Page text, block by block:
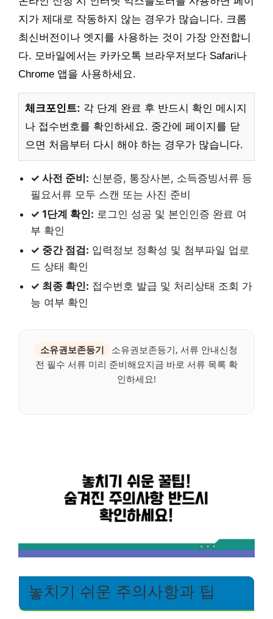
지가 제대로 작동하지 않는 경우가 많습니다. 크롬
최신버전이나 엣지를 사용하는 것이 가장 안전합니
다. 모바일에서는 카카오톡 브라우저보다 Safari나
Chrome 앱을 사용하세요.
체크포인트: 각 단계 완료 후 반드시 확인 메시지
나 접수번호를 확인하세요. 중간에 페이지를 닫
으면 처음부터 다시 해야 하는 경우가 많습니다.
✓ 사전 준비: 신분증, 통장사본, 소득증빙서류 등
필요서류 모두 스캔 또는 사진 준비
✓ 1단계 확인: 로그인 성공 및 본인인증 완료 여
부 확인
✓ 중간 점검: 입력정보 정확성 및 첨부파일 업로
드 상태 확인
✓ 최종 확인: 접수번호 발급 및 처리상태 조회 가
능 여부 확인
소유권보존등기
소유권보존등기, 서류 안내신청
전 필수 서류 미리 준비해요지금 바로 서류 목록 확
인하세요!
놓치기 쉬운 주의사항과 팁